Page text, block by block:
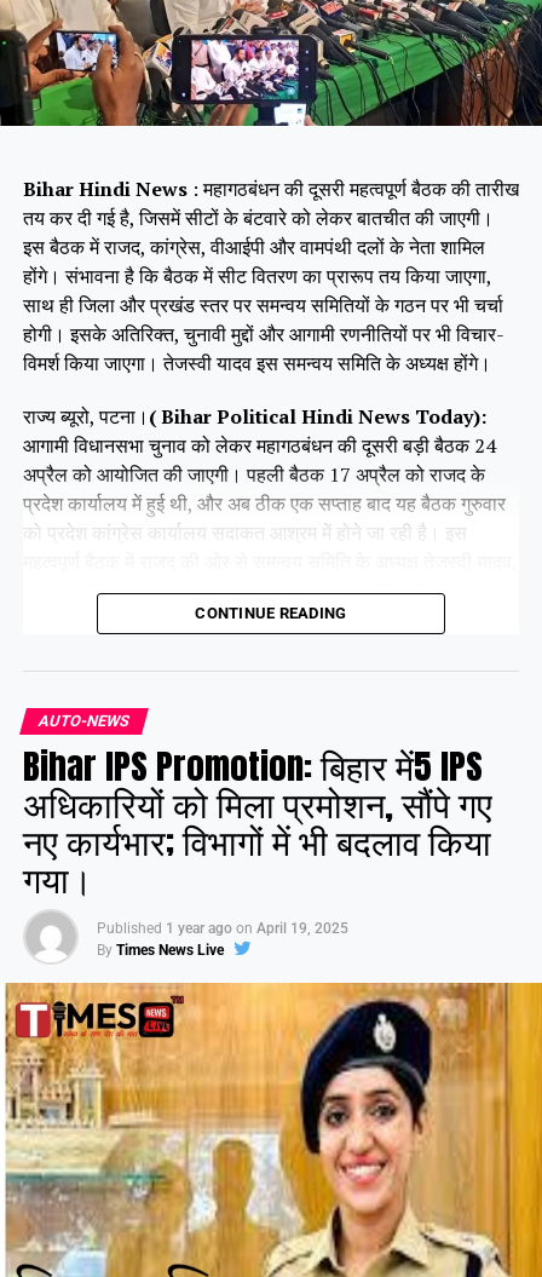
Bihar Hindi News: महागठबंधन की दूसरी महत्वपूर्ण बैठक की तारीख
तय कर दी गई है, जिसमें सीटों के बंटवारे को लेकर बातचीत की जाएगी।
इस बैठक में राजद, कांग्रेस, वीआईपी और वामपंथी दलों के नेता शामिल
होंगे। संभावना है कि बैठक में सीट वितरण का प्रारूप तय किया जाएगा,
साथ ही जिला और प्रखंड स्तर पर समन्वय समितियों के गठन पर भी चर्चा
होगी। इसके अतिरिक्त, चुनावी मुद्दों और आगामी रणनीतियों पर भी विचार-
विमर्श किया जाएगा। तेजस्वी यादव इस समन्वय समिति के अध्यक्ष होंगे।
राज्य ब्यूरो, पटना। ( Bihar Political Hindi News Today):
आगामी विधानसभा चुनाव को लेकर महागठबंधन की दूसरी बड़ी बैठक 24
अप्रैल को आयोजित की जाएगी। पहली बैठक 17 अप्रैल को राजद के
प्रदेश कार्यालय में हुई थी, और अब ठीक एक सप्ताह बाद यह बैठक गुरुवार
को प्रदेश कांग्रेस कार्यालय सदाकत आश्रम में होने जा रही है। इस
कांग्रेस की ओर से राजेश राम और कृष्णा अल्लावारू, वीआईपी के मुकेश
सहनी और वाम दलों के प्रमुख नेता भाग लेंगे।
Share this:
Facebook X
Like this:
CONTINUE READING
AUTO-NEWS
Bihar IPS Promotion: बिहार में5 IPS
अधिकारियों को मिला प्रमोशन, सौंपे गए
नए कार्यभार; विभागों में भी बदलाव किया
गया।
Published 1 year ago on April 19, 2025
By Times News Live